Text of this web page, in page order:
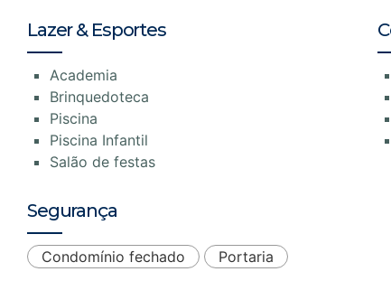
Lazer & Esportes
Academia
Brinquedoteca
Piscina
Piscina Infantil
Salão de festas
Segurança
Condomínio fechado Portaria